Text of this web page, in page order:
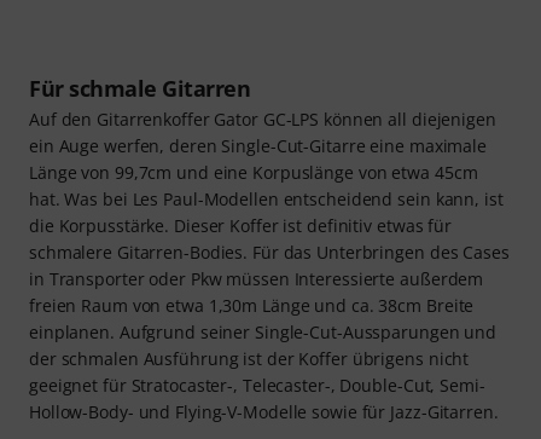
Für schmale Gitarren
Auf den Gitarrenkoffer Gator GC-LPS können all diejenigen
ein Auge werfen, deren Single-Cut-Gitarre eine maximale
Länge von 99,7cm und eine Korpuslänge von etwa 45cm
hat. Was bei Les Paul-Modellen entscheidend sein kann, ist
die Korpusstärke. Dieser Koffer ist definitiv etwas für
schmalere Gitarren-Bodies. Für das Unterbringen des Cases
in Transporter oder Pkw müssen Interessierte außerdem
freien Raum von etwa 1,30m Länge und ca. 38cm Breite
einplanen. Aufgrund seiner Single-Cut-Aussparungen und
der schmalen Ausführung ist der Koffer übrigens nicht
geeignet für Stratocaster-, Telecaster-, Double-Cut, Semi-
Hollow-Body- und Flying-V-Modelle sowie für Jazz-Gitarren.